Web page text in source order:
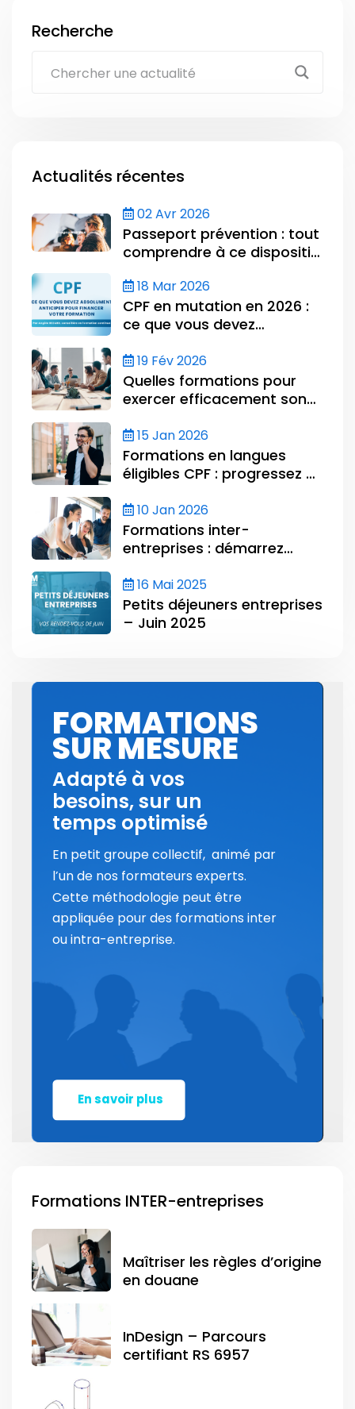
Recherche
Actualités récentes
02 Avr 2026
Passeport prévention : tout
comprendre à ce dispositif
2026
18 Mar 2026
CPF en mutation en 2026 :
ce que vous devez
financer votre formation
19 Fév 2026
Quelles formations pour
exercer efficacement son
15 Jan 2026
Formations en langues
éligibles CPF : progressez et
CLOE
10 Jan 2026
Formations inter-
entreprises : démarrez
compétences de vos
équipes
16 Mai 2025
Petits déjeuners entreprises
– Juin 2025
En savoir plus
FORMATIONS
SUR MESURE
Adapté à vos
besoins, sur un
temps optimisé
En petit groupe collectif,  animé par
l’un de nos formateurs experts.
Cette méthodologie peut être
appliquée pour des formations inter
ou intra-entreprise.
Formations INTER-entreprises
Maîtriser les règles d’origine
en douane
InDesign – Parcours
certifiant RS 6957